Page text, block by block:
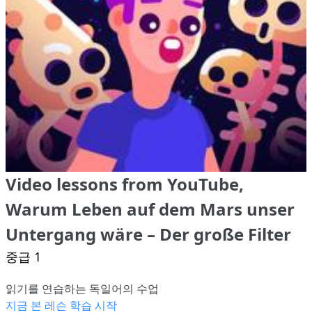
Video lessons from YouTube,
Warum Leben auf dem Mars unser
Untergang wäre – Der große Filter
중급 1
읽기를 연습하는 독일어의 수업
지금 본 레슨 학습 시작